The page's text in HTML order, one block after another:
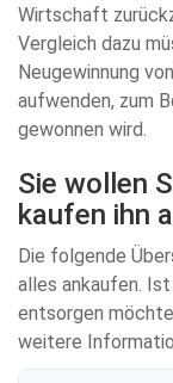
Wirtschaft
Vergleich dazu
Neugewinnung
aufwenden, zum
gewonnen wird.
Sie wollen
kaufen ihn
Die folgende
alles ankaufen.
entsorgen
weitere